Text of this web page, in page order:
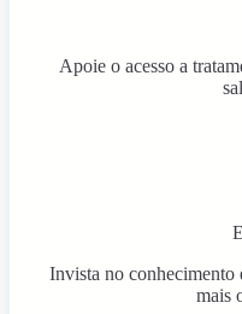
Apoie o acesso a
Invista no conhecimento
mais